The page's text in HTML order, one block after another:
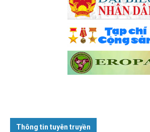
Thông tin tuyên truyền